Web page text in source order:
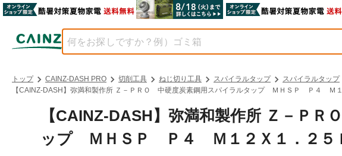
トップ CAINZ-DASH PRO 切削工具 ねじ切り工具 スパイラルタップ
スパイラルタップ
【CAINZ-DASH】弥満和製作所 Ｚ－ＰＲＯ 中硬度炭素鋼用スパイラルタップ ＭＨＳＰ Ｐ４ Ｍ１
【CAINZ-DASH】弥満和製作所 Ｚ－Ｐ
ップ ＭＨＳＰ Ｐ４ Ｍ１２Ｘ１．２５